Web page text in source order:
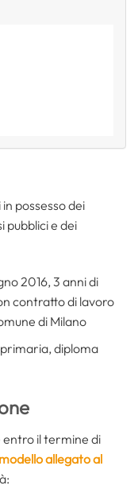
possesso dei
pubblici e dei
2016, 3 anni di
contratto di lavoro
di Milano
diploma
il termine di
modello allegato al